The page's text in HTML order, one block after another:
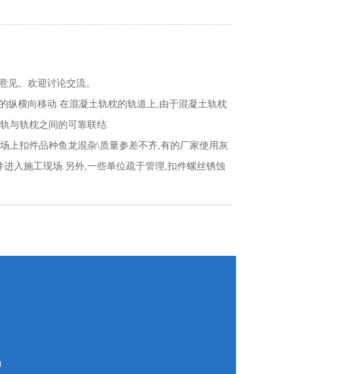
见。欢迎讨论交流。
纵横向移动.在混凝土轨枕的轨道上,由于混凝土轨枕
与轨枕之间的可靠联结.
上扣件品种鱼龙混杂\质量参差不齐,有的厂家使用灰
入施工现场.另外,一些单位疏于管理,扣件螺丝锈蚀